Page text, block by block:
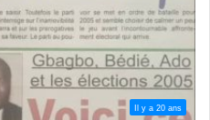
Il y a 20 ans